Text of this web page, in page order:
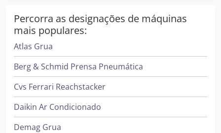
Percorra as designações de máquinas
mais populares:
Atlas Grua
Berg & Schmid Prensa Pneumática
Cvs Ferrari Reachstacker
Daikin Ar Condicionado
Demag Grua